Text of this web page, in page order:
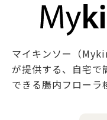
マイキンソー（
が提供する、 自宅で
できる腸内フローラ